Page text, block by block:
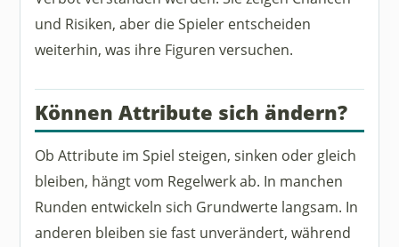
und Risiken, aber die Spieler entscheiden
weiterhin, was ihre Figuren versuchen.
Können Attribute sich ändern?
Ob Attribute im Spiel steigen, sinken oder gleich
bleiben, hängt vom Regelwerk ab. In manchen
Runden entwickeln sich Grundwerte langsam. In
anderen bleiben sie fast unverändert, während